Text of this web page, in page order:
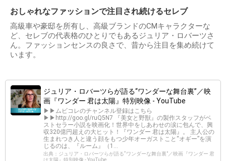
おしゃれなファッションで注目され続けるセレブ
高級車や豪邸を所有し、高級ブランドのCMキャラクターな
ど、セレブの代表格のひとりでもあるジュリア・ロバーツさ
ん。ファッションセンスの良さで、昔から注目を集め続けて
います。
ジュリア・ロバーツらが語る“ワンダーな舞台裏”／映
画『ワンダー 君は太陽』特別映像 - YouTube
▶▶ムビコレのチャンネル登録はこちら
▶▶http://goo.gl/ruQ5N7 『美女と野獣』の製作スタッフがベ
ストセラー小説を映画化！世界中をしあわせの涙に包んで、興
収320億円超えの大ヒット！『ワンダー 君は太陽』。 主人公の
生まれつき人と違う顔をもつ少年オーガストこと“オギー”を演
じるのは、『ルーム』（1...
出典：ジュリア・ロバーツらが語る“ワンダーな舞台裏”／映画『ワンダー 君
は太陽』特別映像 - YouTube